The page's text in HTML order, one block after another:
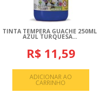
TINTA TEMPERA GUACHE 250ML
AZUL TURQUESA...
R$ 11,59
ADICIONAR AO
CARRINHO